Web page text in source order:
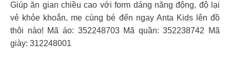
Giúp ăn gian chiều cao với form dáng năng động, độ lại
vẻ khỏe khoắn, mẹ cùng bé đến ngay Anta Kids lên đồ
thôi nào! Mã áo: 352248703 Mã quần: 352238742 Mã
giày: 312248001